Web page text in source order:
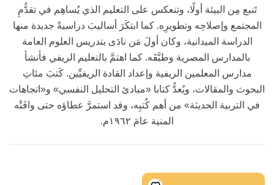
تَنبع مِن البيئة أولًا، وتنعكس على التعليم الذي يُساهِم في تقدُّمِ
المجتمع وإصلاحِه وتطويرِه. كما ابتكَرَ أساليبَ دراسيةً جديدة منها
الدراسة الميدانية، وكان أولَ مَن نادَى بتدريس العلوم العامة
بالمدارس المصرية وطبَّقَه. كما اهتمَّ بالتعليم الريفي فأنشأ
مدارس المعلمين الريفية وإعداد القادة الريفيِّين. كَتبَ مئاتِ
البحوث والمقالات، ويُعدُّ كتابا «مبادئ التحليل النفسي» و«اتجاهات
في التربية الحديثة» من أهم كُتبِه، وقد استمرَّ عطاؤه حتى وافَتْه
المنية عامَ ١٩٦٢م.